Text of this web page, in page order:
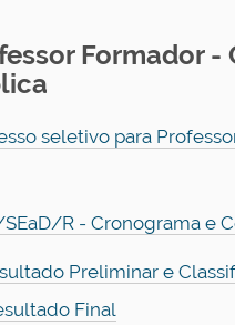
Formador -
seletivo para
R - Cronograma e
Preliminar e
Final